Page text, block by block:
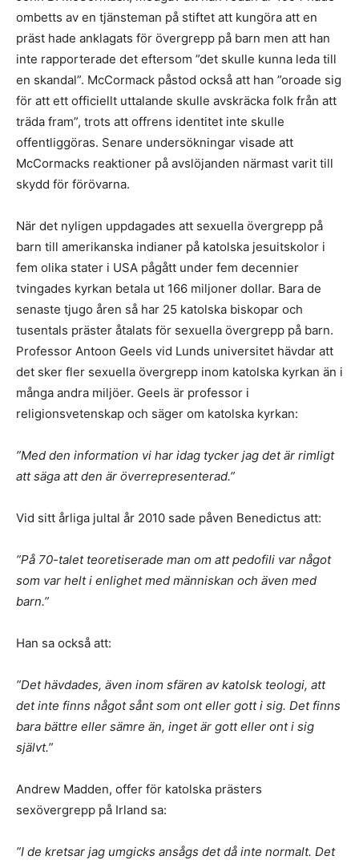
ombetts av en tjänsteman på stiftet att kungöra att en
präst hade anklagats för övergrepp på barn men att han
inte rapporterade det eftersom ”det skulle kunna leda till
en skandal”. McCormack påstod också att han ”oroade sig
för att ett officiellt uttalande skulle avskräcka folk från att
träda fram”, trots att offrens identitet inte skulle
offentliggöras. Senare undersökningar visade att
McCormacks reaktioner på avslöjanden närmast varit till
skydd för förövarna.
När det nyligen uppdagades att sexuella övergrepp på
barn till amerikanska indianer på katolska jesuitskolor i
fem olika stater i USA pågått under fem decennier
tvingades kyrkan betala ut 166 miljoner dollar. Bara de
senaste tjugo åren så har 25 katolska biskopar och
tusentals präster åtalats för sexuella övergrepp på barn.
Professor Antoon Geels vid Lunds universitet hävdar att
det sker fler sexuella övergrepp inom katolska kyrkan än i
många andra miljöer. Geels är professor i
religionsvetenskap och säger om katolska kyrkan:
”Med den information vi har idag tycker jag det är rimligt
att säga att den är överrepresenterad.”
Vid sitt årliga jultal år 2010 sade påven Benedictus att:
”På 70-talet teoretiserade man om att pedofili var något
som var helt i enlighet med människan och även med
barn.”
Han sa också att:
”Det hävdades, även inom sfären av katolsk teologi, att
det inte finns något sånt som ont eller gott i sig. Det finns
bara bättre eller sämre än, inget är gott eller ont i sig
självt.”
Andrew Madden, offer för katolska prästers
sexövergrepp på Irland sa:
”I de kretsar jag umgicks ansågs det då inte normalt. Det